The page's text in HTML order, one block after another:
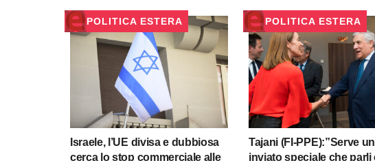
POLITICA ESTERA
Israele, l’UE divisa e dubbiosa
cerca lo stop commerciale alle
POLITICA ESTERA
Tajani (FI-PPE):”Serve un
inviato speciale che parli